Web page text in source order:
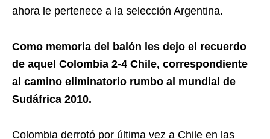
ahora le pertenece a la selección Argentina.
Como memoria del balón les dejo el recuerdo
de aquel Colombia 2-4 Chile, correspondiente
al camino eliminatorio rumbo al mundial de
Sudáfrica 2010.
Colombia derrotó por última vez a Chile en las